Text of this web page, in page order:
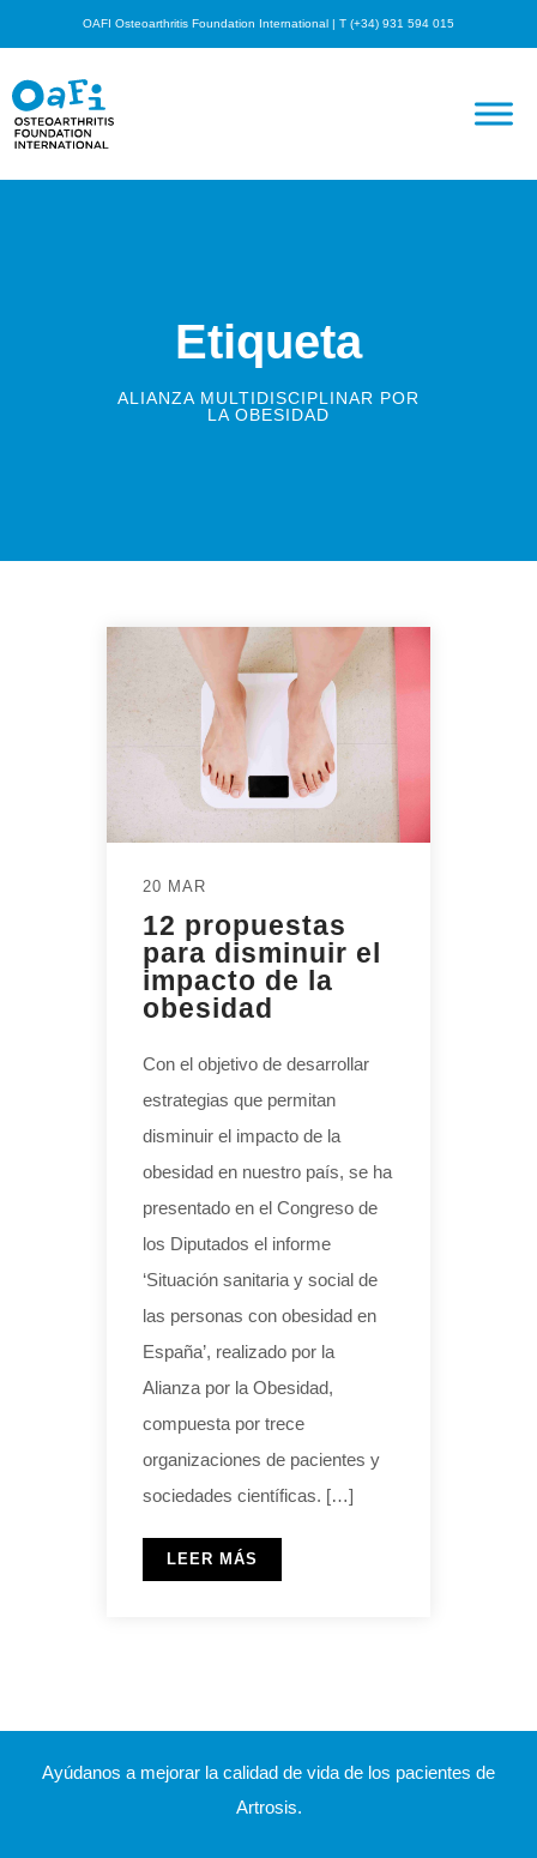
OAFI Osteoarthritis Foundation International | T (+34) 931 594 015
Etiqueta
ALIANZA MULTIDISCIPLINAR POR
LA OBESIDAD
20 MAR
12 propuestas
para disminuir el
impacto de la
obesidad
Con el objetivo de desarrollar
estrategias que permitan
disminuir el impacto de la
obesidad en nuestro país, se ha
presentado en el Congreso de
los Diputados el informe
‘Situación sanitaria y social de
las personas con obesidad en
España’, realizado por la
Alianza por la Obesidad,
compuesta por trece
organizaciones de pacientes y
sociedades científicas. […]
LEER MÁS
Ayúdanos a mejorar la calidad de vida de los pacientes de
Artrosis.